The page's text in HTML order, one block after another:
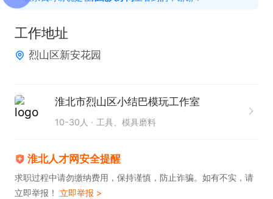
点击屏幕下方电话，创建并投递简历，即可与企业联
系
工作地址
烈山区新安花园
淮北市烈山区小结巴模玩工作室
10-30人 工具、模具磨料
淮北人才网安全提醒
求职过程中请勿缴纳费用，保持谨慎，防止诈骗。如有不实，请
立即举报！ 立即举报 >